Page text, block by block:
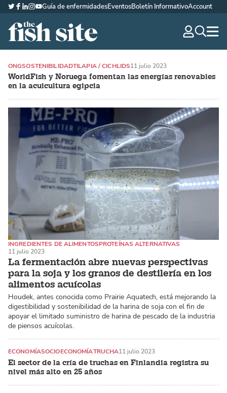
The Fish Site Española
Twitter
Facebook
LinkedIn
Instagram
YouTube
Guía de enfermidadesEventosBoletín InformativoAccount
WorldFish y Noruega fomentan las energías renovables
en la acuicultura egipcia
ONGSOSTENIBILIDADTILAPIA / CICHLIDS11 julio 2023
La fermentación abre nuevas perspectivas
para la soja y los granos de destilería en los
alimentos acuícolas
INGREDIENTES DE ALIMENTOSPROTEÍNAS ALTERNATIVAS
CAMARONES
11 julio 2023
Houdek, antes conocida como Prairie Aquatech, está mejorando la
digestibilidad y sostenibilidad de la harina de soja con el fin de
apoyar el limitado suministro de harina de pescado de la industria
de piensos acuícolas.
El sector de la cría de truchas en Finlandia registra su
nivel más alto en 25 años
ECONOMÍASOCIOECONOMÍATRUCHA11 julio 2023